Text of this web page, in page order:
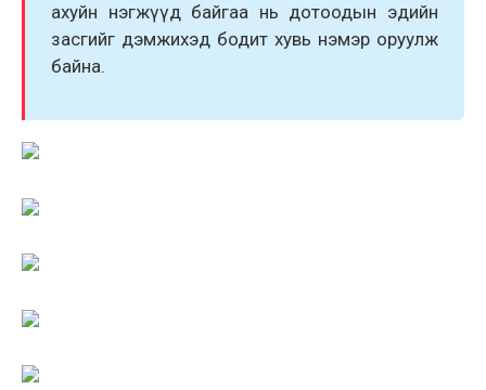
ахуйн нэгжүүд байгаа нь дотоодын эдийн
засгийг дэмжихэд бодит хувь нэмэр оруулж
байна.